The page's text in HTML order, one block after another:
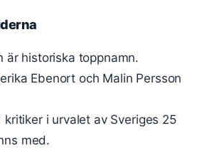
är historiska toppnamn.
Ebenort och Malin Persson
kritiker i urvalet av Sveriges 25
med.